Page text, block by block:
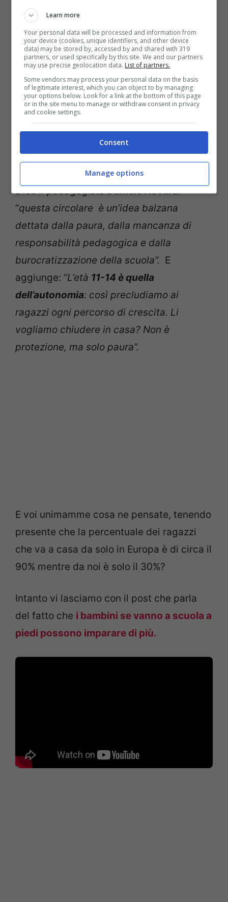
Una follia
scuola –
devono fare poche centinaia di metri per
tornare a casa e invece alle 14 dobbiamo
venire per farli uscire
, altrimenti la preside
chiama la polizia“.
Sicuramente è un provvedimento che fa
discutere e che di certo non aiuta i ragazzi
a sviluppare una propria autonomia.
Dice il pedagogistaDaniele Novara:
“questa circolare è un’idea balzana
dettata dalla paura, dalla mancanza di
responsabilità pedagogica e dalla
burocratizzazione della scuola”. E
aggiunge: “L’età 11-14 è quella
dell’autonomia: così precludiamo ai
ragazzi ogni percorso di crescita. Li
vogliamo chiudere in casa? Non è
protezione, ma solo paura”.
E voi unimamme cosa ne pensate, tenendo
presente che la percentuale dei ragazzi
che va a casa da solo in Europa è di circa il
90% mentre da noi è solo il 30%?
Intanto vi lasciamo con il post che parla
del fatto che i bambini se vanno a scuola a
piedi possono imparare di più.
Learn more
Your personal data will be processed and information from
your device (cookies, unique identifiers, and other device
data) may be stored by, accessed by and shared with 319
partners, or used specifically by this site. We and our partners
may use precise geolocation data. List of partners.
Some vendors may process your personal data on the basis
of legitimate interest, which you can object to by managing
your options below. Look for a link at the bottom of this page
or in the site menu to manage or withdraw consent in privacy
and cookie settings.
Consent
Manage options